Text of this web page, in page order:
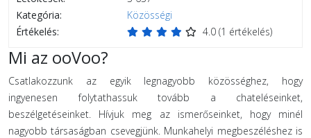
Kategória:
Közösségi
Értékelés:
4.0 (1 értékelés)
Mi az ooVoo?
Csatlakozzunk az egyik legnagyobb közösséghez, hogy
ingyenesen folytathassuk tovább a chateléseinket,
beszélgetéseinket. Hívjuk meg az ismerőseinket, hogy minél
nagyobb társaságban csevegjünk. Munkahelyi megbeszéléshez is